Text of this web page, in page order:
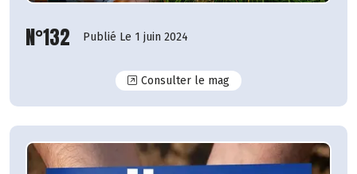
N°132 Publié Le 1 juin 2024
Consulter le magN°132